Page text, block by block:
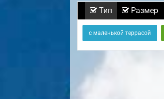
Тип Размер
с маленькой террасой